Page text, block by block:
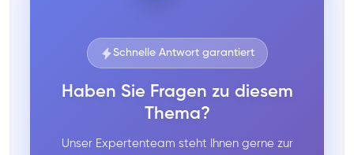
Schnelle Antwort garantiert
Haben Sie Fragen zu diesem
Thema?
Unser Expertenteam steht Ihnen gerne zur